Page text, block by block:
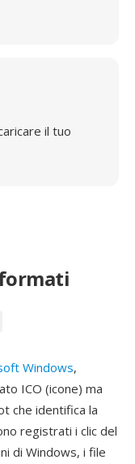
il tuo
Windows,
ICO (icone) ma
che identifica la
registrati i clic del
di Windows, i file